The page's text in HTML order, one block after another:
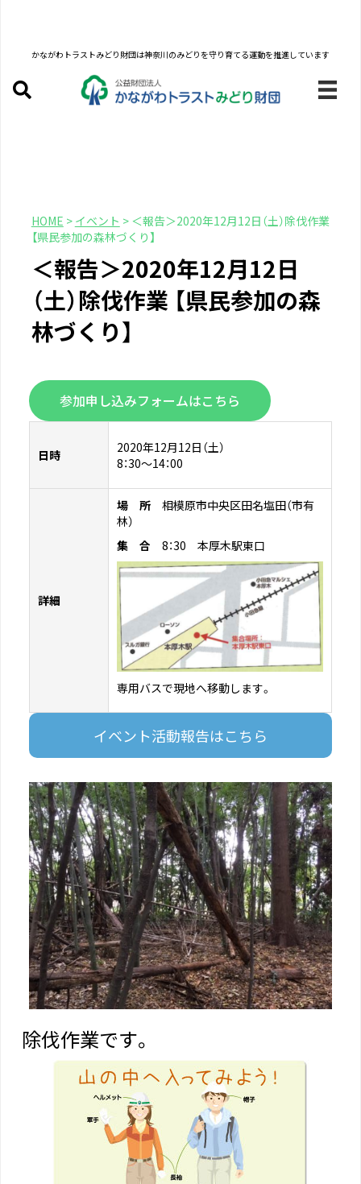
かながわトラストみどり財団は神奈川のみどりを守り育てる運動を推進しています
HOME > イベント > ＜報告＞2020年12月12日（土）除伐作業
【県民参加の森林づくり】
＜報告＞2020年12月12日
（土）除伐作業 【県民参加の森
林づくり】
参加申し込みフォームはこちら
日時
2020年12月12日（土）
8：30〜14：00
詳細
場 所 相模原市中央区田名塩田（市有
林）
集 合 8：30 本厚木駅東口
専用バスで現地へ移動します。
イベント活動報告はこちら
除伐作業です。